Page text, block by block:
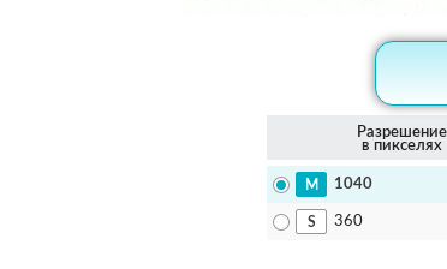
Разрешение
в пикселях
1040
360